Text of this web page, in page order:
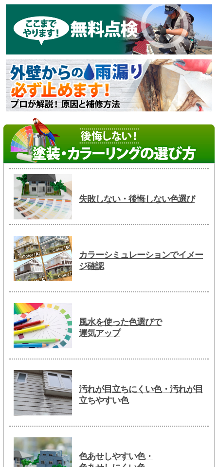
失敗しない・後悔しない色選び
カラーシミュレーションでイメー
ジ確認
風水を使った色選びで
運気アップ
汚れが目立ちにくい色・汚れが目
立ちやすい色
色あせしやすい色・